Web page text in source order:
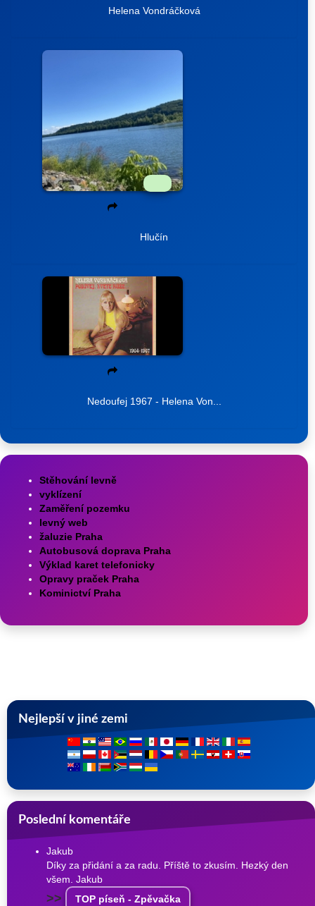
Helena Vondráčková
Hlučín
Nedoufej 1967 - Helena Von...
Stěhování levně
vyklízení
Zaměření pozemku
levný web
žaluzie Praha
Autobusová doprava Praha
Výklad karet telefonicky
Opravy praček Praha
Kominictví Praha
Nejlepší v jiné zemi
Poslední komentáře
Jakub
Díky za přidání a za radu. Příště to zkusím. Hezký den
všem. Jakub
>> TOP píseň - Zpěvačka